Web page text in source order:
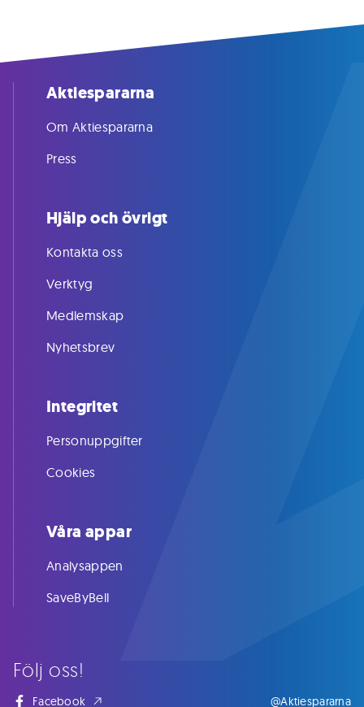
Följ oss!
Facebook @Aktiespararna
Aktiespararna
Om Aktiespararna
Press
Hjälp och övrigt
Kontakta oss
Verktyg
Medlemskap
Nyhetsbrev
Integritet
Personuppgifter
Cookies
Våra appar
Analysappen
SaveByBell